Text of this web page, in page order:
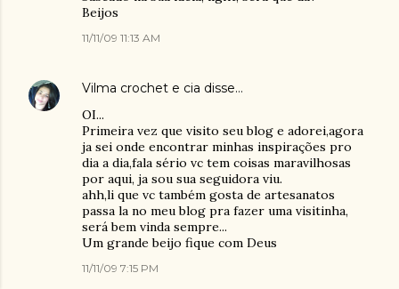
Beijos
11/11/09 11:13 AM
Vilma crochet e cia disse…
OI...
Primeira vez que visito seu blog e adorei,agora
ja sei onde encontrar minhas inspirações pro
dia a dia,fala sério vc tem coisas maravilhosas
por aqui, ja sou sua seguidora viu.
ahh,li que vc também gosta de artesanatos
passa la no meu blog pra fazer uma visitinha,
será bem vinda sempre...
Um grande beijo fique com Deus
11/11/09 7:15 PM